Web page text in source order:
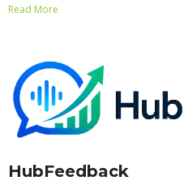
Read More
HubFeedback